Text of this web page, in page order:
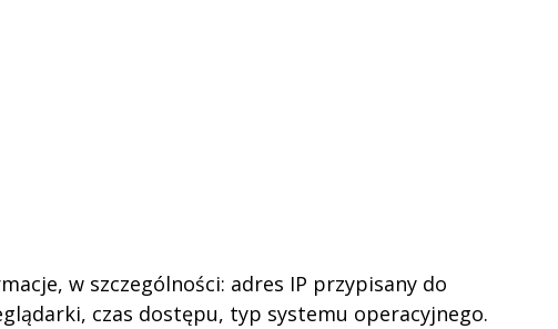
w szczególności: adres IP przypisany do
czas dostępu, typ systemu operacyjnego.